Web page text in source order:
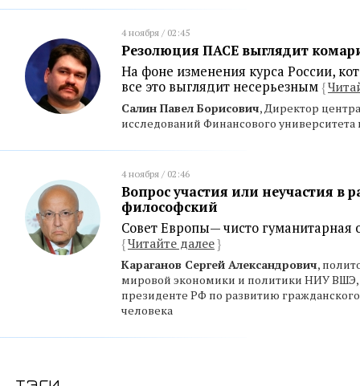
4 ноября / 02:45
Резолюция ПАСЕ выглядит
На фоне изменения курса России,
все это выглядит несерьезным {
Салин Павел Борисович, Директор
исследований Финансового
4 ноября / 02:46
Вопрос участия или неучастия в
философский
Совет Европы— чисто гуманитарная
{Читайте далее}
Караганов Сергей Александрович,
мировой экономики и политики НИУ ВШЭ,
президенте РФ по развитию
человека